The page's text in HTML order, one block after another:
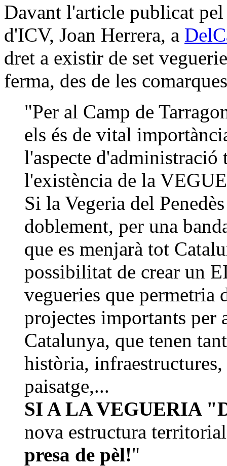
Davant l'article publicat
d'ICV, Joan Herrera, a
dret a existir de set
ferma, des de les
"Per al Camp de
els és de vital
l'aspecte
l'existència de la
Si la Vegeria del
doblement, per una
que es menjarà tot
possibilitat de crear un
vegueries que permetria
projectes importants per
Catalunya, que tenen
història,
paisatge,...
SI A LA VEGUERIA
nova estructura
presa de pèl!"